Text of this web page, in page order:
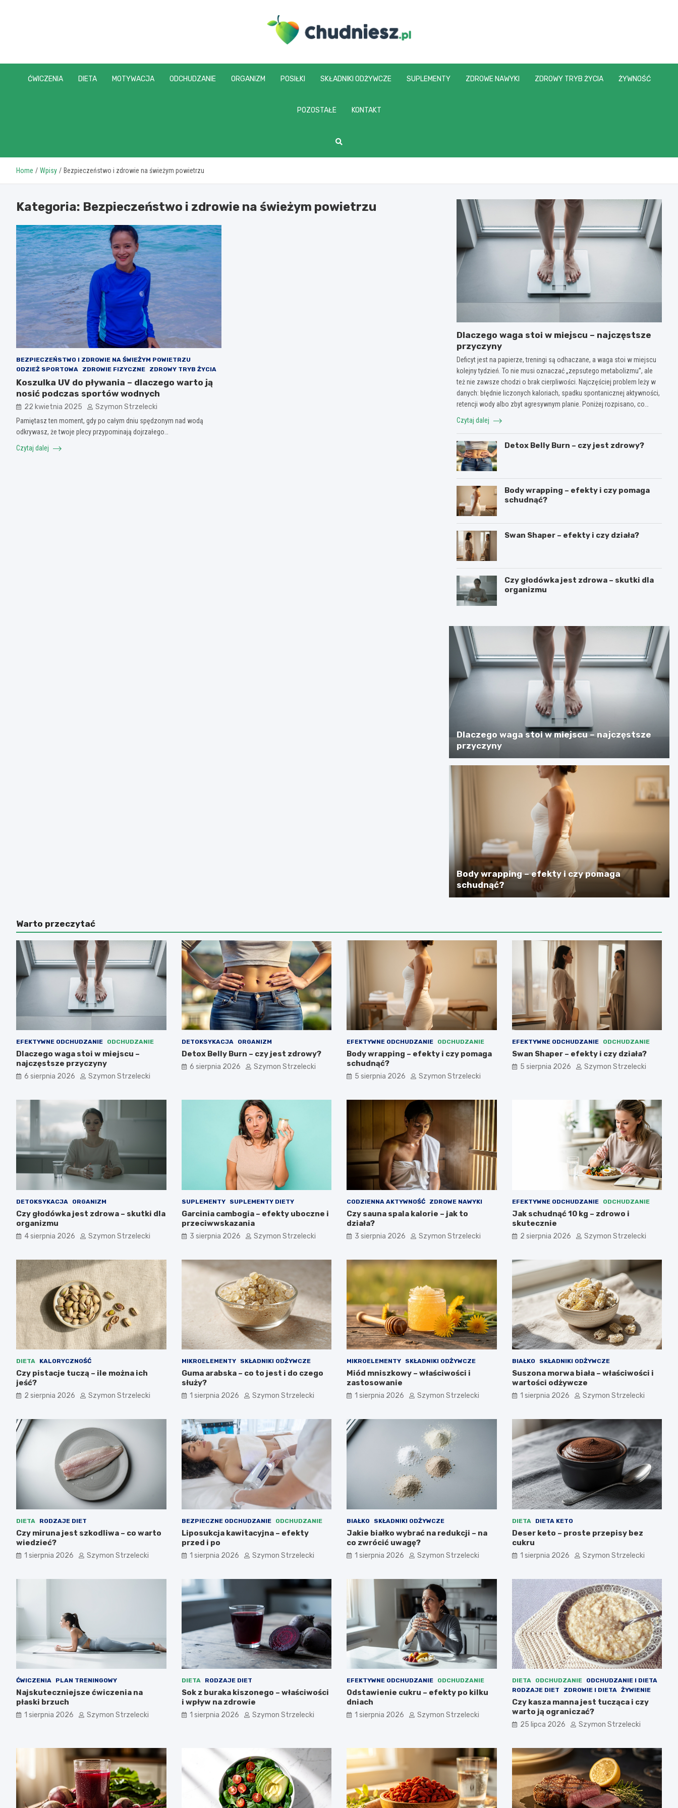
chudniesz.pl
ĆWICZENIA DIETA MOTYWACJA ODCHUDZANIE ORGANIZM POSIŁKI SKŁADNIKI ODŻYWCZE SUPLEMENTY ZDROWE NAWYKI ZDROWY TRYB ŻYCIA ŻYWNOŚĆ
POZOSTAŁE KONTAKT
Home Wpisy Bezpieczeństwo i zdrowie na świeżym powietrzu
Kategoria: Bezpieczeństwo i zdrowie na świeżym powietrzu
BEZPIECZEŃSTWO I ZDROWIE NA ŚWIEŻYM POWIETRZU
ODZIEŻ SPORTOWA
ZDROWIE FIZYCZNE ZDROWY TRYB ŻYCIA
Koszulka UV do pływania – dlaczego warto ją
nosić podczas sportów wodnych
22 kwietnia 2025 Szymon Strzelecki
Pamiętasz ten moment, gdy po całym dniu spędzonym nad wodą
odkrywasz, że twoje plecy przypominają dojrzałego…
Czytaj dalej
Dlaczego waga stoi w miejscu – najczęstsze
przyczyny
Deficyt jest na papierze, treningi są odhaczane, a waga stoi w miejscu
kolejny tydzień. To nie musi oznaczać „zepsutego metabolizmu”, ale
też nie zawsze chodzi o brak cierpliwości. Najczęściej problem leży w
danych: błędnie liczonych kaloriach, spadku spontanicznej aktywności,
retencji wody albo zbyt agresywnym planie. Poniżej rozpisano, co…
Czytaj dalej
Detox Belly Burn – czy jest zdrowy?
Body wrapping – efekty i czy pomaga
schudnąć?
Swan Shaper – efekty i czy działa?
Czy głodówka jest zdrowa – skutki dla
organizmu
Dlaczego waga stoi w miejscu – najczęstsze
przyczyny
Body wrapping – efekty i czy pomaga
schudnąć?
Warto przeczytać
EFEKTYWNE ODCHUDZANIE ODCHUDZANIE
Dlaczego waga stoi w miejscu –
najczęstsze przyczyny
6 sierpnia 2026 Szymon Strzelecki
DETOKSYKACJA ORGANIZM
Detox Belly Burn – czy jest zdrowy?
6 sierpnia 2026 Szymon Strzelecki
EFEKTYWNE ODCHUDZANIE ODCHUDZANIE
Body wrapping – efekty i czy pomaga
schudnąć?
5 sierpnia 2026 Szymon Strzelecki
EFEKTYWNE ODCHUDZANIE ODCHUDZANIE
Swan Shaper – efekty i czy działa?
5 sierpnia 2026 Szymon Strzelecki
DETOKSYKACJA ORGANIZM
Czy głodówka jest zdrowa – skutki dla
organizmu
4 sierpnia 2026 Szymon Strzelecki
SUPLEMENTY SUPLEMENTY DIETY
Garcinia cambogia – efekty uboczne i
przeciwwskazania
3 sierpnia 2026 Szymon Strzelecki
CODZIENNA AKTYWNOŚĆ ZDROWE NAWYKI
Czy sauna spala kalorie – jak to
działa?
3 sierpnia 2026 Szymon Strzelecki
EFEKTYWNE ODCHUDZANIE ODCHUDZANIE
Jak schudnąć 10 kg – zdrowo i
skutecznie
2 sierpnia 2026 Szymon Strzelecki
DIETA KALORYCZNOŚĆ
Czy pistacje tuczą – ile można ich
jeść?
2 sierpnia 2026 Szymon Strzelecki
MIKROELEMENTY SKŁADNIKI ODŻYWCZE
Guma arabska – co to jest i do czego
służy?
1 sierpnia 2026 Szymon Strzelecki
MIKROELEMENTY SKŁADNIKI ODŻYWCZE
Miód mniszkowy – właściwości i
zastosowanie
1 sierpnia 2026 Szymon Strzelecki
BIAŁKO SKŁADNIKI ODŻYWCZE
Suszona morwa biała – właściwości i
wartości odżywcze
1 sierpnia 2026 Szymon Strzelecki
DIETA RODZAJE DIET
Czy miruna jest szkodliwa – co warto
wiedzieć?
1 sierpnia 2026 Szymon Strzelecki
BEZPIECZNE ODCHUDZANIE ODCHUDZANIE
Liposukcja kawitacyjna – efekty
przed i po
1 sierpnia 2026 Szymon Strzelecki
BIAŁKO SKŁADNIKI ODŻYWCZE
Jakie białko wybrać na redukcji – na
co zwrócić uwagę?
1 sierpnia 2026 Szymon Strzelecki
DIETA DIETA KETO
Deser keto – proste przepisy bez
cukru
1 sierpnia 2026 Szymon Strzelecki
ĆWICZENIA PLAN TRENINGOWY
Najskuteczniejsze ćwiczenia na
płaski brzuch
1 sierpnia 2026 Szymon Strzelecki
DIETA RODZAJE DIET
Sok z buraka kiszonego – właściwości
i wpływ na zdrowie
1 sierpnia 2026 Szymon Strzelecki
EFEKTYWNE ODCHUDZANIE ODCHUDZANIE
Odstawienie cukru – efekty po kilku
dniach
1 sierpnia 2026 Szymon Strzelecki
DIETA ODCHUDZANIE
ODCHUDZANIE I DIETA
RODZAJE DIET
ZDROWIE I DIETA ŻYWIENIE
Czy kasza manna jest tucząca i czy
warto ją ograniczać?
25 lipca 2026 Szymon Strzelecki